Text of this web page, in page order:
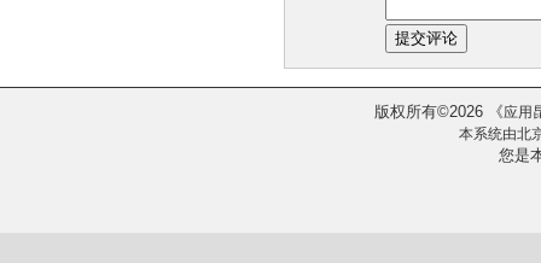
版权所有©2026 《应用
本系统由北
您是